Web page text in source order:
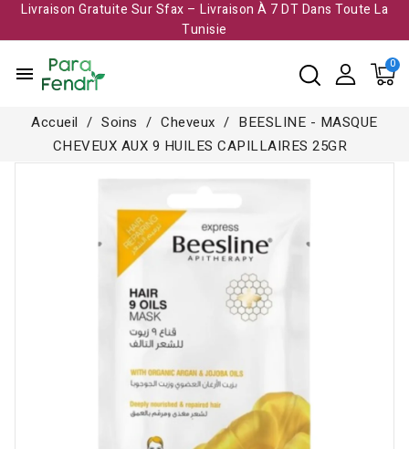
Livraison Gratuite Sur Sfax – Livraison À 7 DT Dans Toute La
Tunisie​
menu
Accueil Soins Cheveux
BEESLINE - MASQUE
CHEVEUX AUX 9 HUILES CAPILLAIRES 25GR